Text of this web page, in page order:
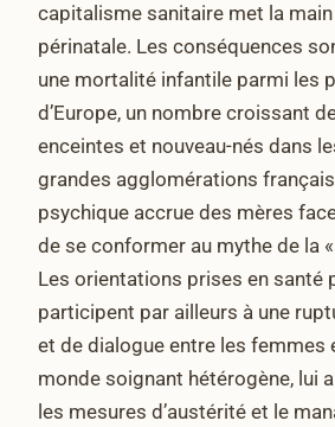
capitalisme sanitaire met la
périnatale. Les conséquences
une mortalité infantile parmi les
d’Europe, un nombre croissant
enceintes et nouveau-nés dans
grandes agglomérations
psychique accrue des mères
de se conformer au mythe de la
Les orientations prises en santé
participent par ailleurs à une
et de dialogue entre les femmes
monde soignant hétérogène, lui
les mesures d’austérité et le